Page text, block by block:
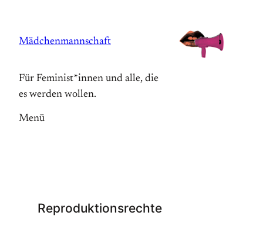
springen
Mädchenmannschaft
Für Feminist*innen und alle, die
es werden wollen.
Menü
Reproduktionsrechte